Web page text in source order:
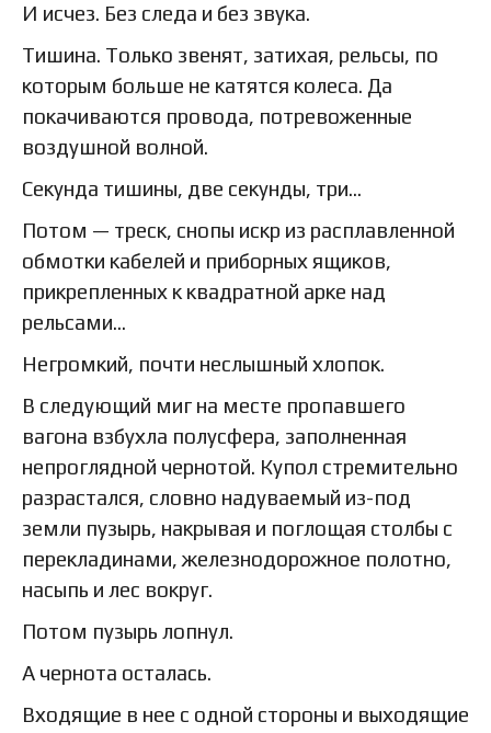
И исчез. Без следа и без звука.
Тишина. Только звенят, затихая, рельсы, по
которым больше не катятся колеса. Да
покачиваются провода, потревоженные
воздушной волной.
Секунда тишины, две секунды, три…
Потом — треск, снопы искр из расплавленной
обмотки кабелей и приборных ящиков,
прикрепленных к квадратной арке над
рельсами…
Негромкий, почти неслышный хлопок.
В следующий миг на месте пропавшего
вагона взбухла полусфера, заполненная
непроглядной чернотой. Купол стремительно
разрастался, словно надуваемый из-под
земли пузырь, накрывая и поглощая столбы с
перекладинами, железнодорожное полотно,
насыпь и лес вокруг.
Потом пузырь лопнул.
А чернота осталась.
Входящие в нее с одной стороны и выходящие